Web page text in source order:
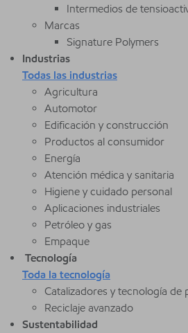
Intermedios de
Marcas
Signature Polymers
Industrias
Todas las industrias
Agricultura
Automotor
Edificación y construcción
Productos al consumidor
Energía
Atención médica y sanitaria
Higiene y cuidado personal
Aplicaciones industriales
Petróleo y gas
Empaque
Tecnología
Toda la tecnología
Catalizadores y tecnología de
Reciclaje avanzado
Sustentabilidad